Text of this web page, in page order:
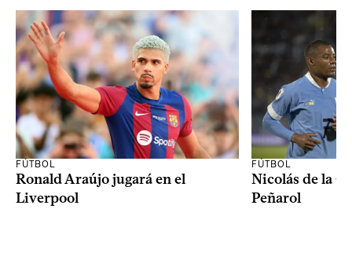
FÚTBOL
Ronald Araújo jugará en el
Liverpool
FÚTBOL
Nicolás de la
Peñarol